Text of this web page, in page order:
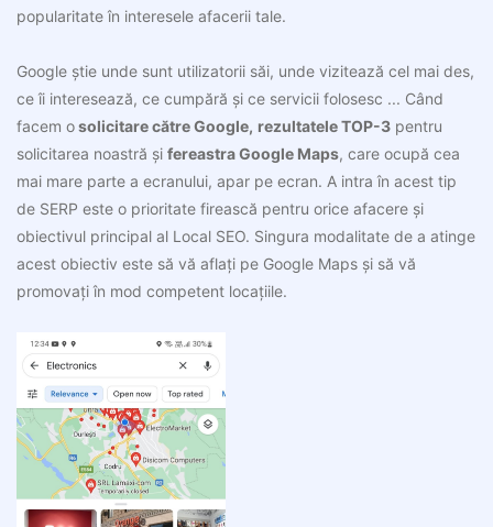
popularitate în interesele afacerii tale.
Google știe unde sunt utilizatorii săi, unde vizitează cel mai des,
ce îi interesează, ce cumpără și ce servicii folosesc ... Când
facem osolicitare către Google, rezultatele TOP-3 pentru
solicitarea noastră și fereastra Google Maps, care ocupă cea
mai mare parte a ecranului, apar pe ecran. A intra în acest tip
de SERP este o prioritate firească pentru orice afacere și
obiectivul principal al Local SEO. Singura modalitate de a atinge
acest obiectiv este să vă aflați pe Google Maps și să vă
promovați în mod competent locațiile.